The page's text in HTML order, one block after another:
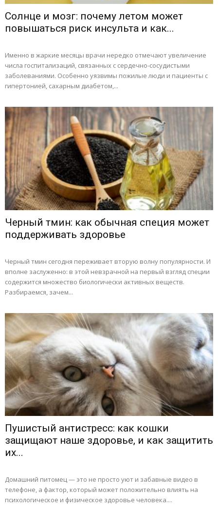
Солнце и мозг: почему летом может
повышаться риск инсульта и как...
Именно в жаркие месяцы врачи нередко отмечают увеличение
числа госпитализаций, связанных с сердечно-сосудистыми
заболеваниями. Особенно уязвимы пожилые люди и пациенты с
гипертонией, сахарным диабетом,...
Черный тмин: как обычная специя может
поддерживать здоровье
Черный тмин сегодня переживает вторую волну популярности. И
вполне заслуженно: в этой невзрачной на первый взгляд специи
содержится множество биологически активных веществ.
Разбираемся, зачем...
Пушистый антистресс: как кошки
защищают наше здоровье, и как защитить
их...
Домашний питомец — это не просто уют и забавные видео в
телефоне, а фактор, который может положительно влиять на
психологическое и физическое здоровье человека....